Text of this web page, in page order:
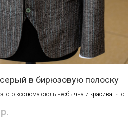
в бирюзовую полоску
костюма столь необычна и красива, что
и торжеств.
р.